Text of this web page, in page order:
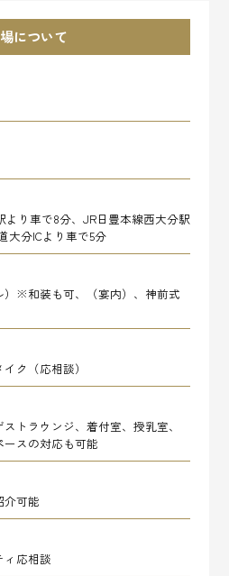
について
より車で8分、JR日豊本線西大分駅
大分ICより車で5分
）※和装も可、（宴内）、神前式
ク（応相談）
トラウンジ、着付室、授乳室、
スの対応も可能
介可能
ィ応相談